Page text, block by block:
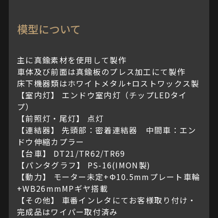
模型について
主に真鍮素材を使用して製作
車体及び前面は真鍮板のプレス加工にて製作
床下機器類はホワイトメタル+ロストワックス製
【室内灯】 エンドウ室内灯（チップLEDタイ
プ）
【前照灯・尾灯】 点灯
【連結器】 先頭部：密着連結器 中間車：エン
ドウ伸縮カプラー
【台車】 DT21/TR62/TR69
【パンタグラフ】 PS-16(IMON製)
【動力】 モーター未定+Φ10.5mmプレート車輪
+WB26mmMPギヤ搭載
【その他】 車番インレタにてお客様取り付け・
完成品はワイパー取付済み